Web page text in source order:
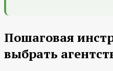
Пошаговая
выбрать